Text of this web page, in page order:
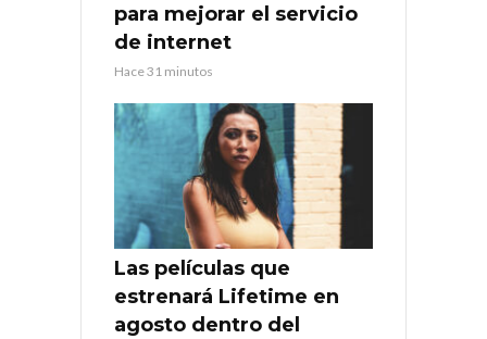
para mejorar el servicio
de internet
Hace 31 minutos
Las películas que
estrenará Lifetime en
agosto dentro del